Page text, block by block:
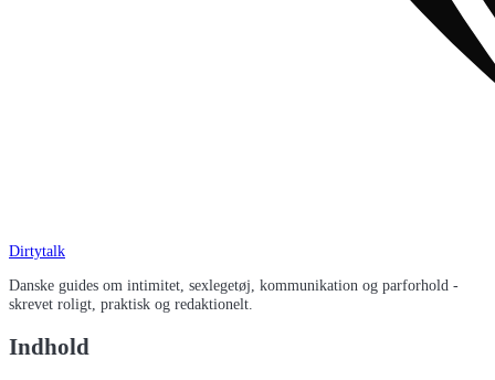
Dirtytalk
Danske guides om intimitet, sexlegetøj, kommunikation og parforhold -
skrevet roligt, praktisk og redaktionelt.
Indhold